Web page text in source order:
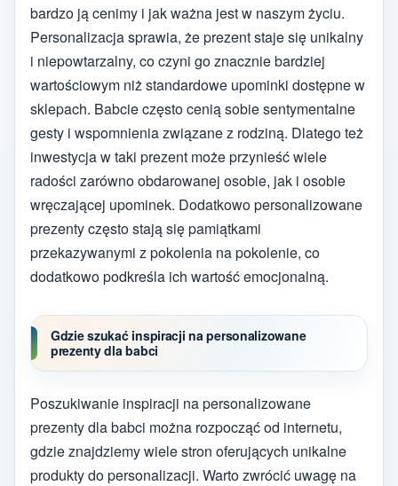
bardzo ją cenimy i jak ważna jest w naszym życiu.
Personalizacja sprawia, że prezent staje się unikalny
i niepowtarzalny, co czyni go znacznie bardziej
wartościowym niż standardowe upominki dostępne w
sklepach. Babcie często cenią sobie sentymentalne
gesty i wspomnienia związane z rodziną. Dlatego też
inwestycja w taki prezent może przynieść wiele
radości zarówno obdarowanej osobie, jak i osobie
wręczającej upominek. Dodatkowo personalizowane
prezenty często stają się pamiątkami
przekazywanymi z pokolenia na pokolenie, co
dodatkowo podkreśla ich wartość emocjonalną.
Gdzie szukać inspiracji na personalizowane
prezenty dla babci
Poszukiwanie inspiracji na personalizowane
prezenty dla babci można rozpocząć od internetu,
gdzie znajdziemy wiele stron oferujących unikalne
produkty do personalizacji. Warto zwrócić uwagę na